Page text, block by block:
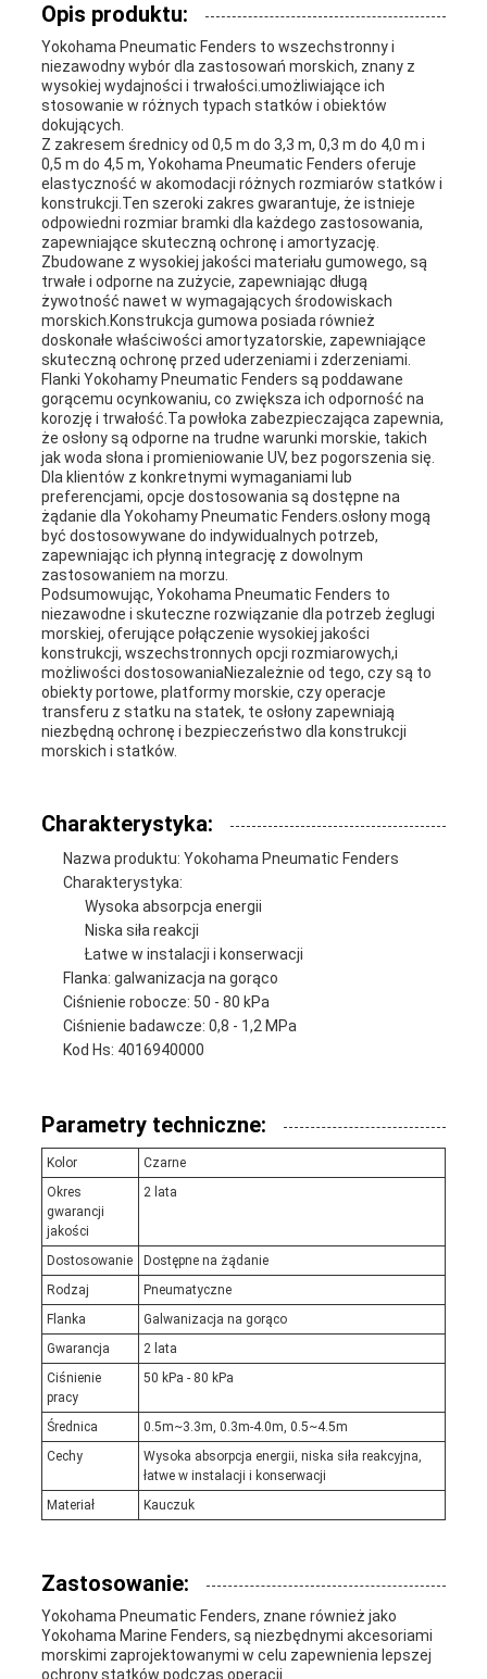
PRIVACY
POLICY
Opis produktu:
Yokohama Pneumatic Fenders to wszechstronny i
niezawodny wybór dla zastosowań morskich, znany z
wysokiej wydajności i trwałości.umożliwiające ich
stosowanie w różnych typach statków i obiektów
dokujących.
Z zakresem średnicy od 0,5 m do 3,3 m, 0,3 m do 4,0 m i
0,5 m do 4,5 m, Yokohama Pneumatic Fenders oferuje
elastyczność w akomodacji różnych rozmiarów statków i
konstrukcji.Ten szeroki zakres gwarantuje, że istnieje
odpowiedni rozmiar bramki dla każdego zastosowania,
zapewniające skuteczną ochronę i amortyzację.
Zbudowane z wysokiej jakości materiału gumowego, są
trwałe i odporne na zużycie, zapewniając długą
żywotność nawet w wymagających środowiskach
morskich.Konstrukcja gumowa posiada również
doskonałe właściwości amortyzatorskie, zapewniające
skuteczną ochronę przed uderzeniami i zderzeniami.
Flanki Yokohamy Pneumatic Fenders są poddawane
gorącemu ocynkowaniu, co zwiększa ich odporność na
korozję i trwałość.Ta powłoka zabezpieczająca zapewnia,
że osłony są odporne na trudne warunki morskie, takich
jak woda słona i promieniowanie UV, bez pogorszenia się.
Dla klientów z konkretnymi wymaganiami lub
preferencjami, opcje dostosowania są dostępne na
żądanie dla Yokohamy Pneumatic Fenders.osłony mogą
być dostosowywane do indywidualnych potrzeb,
zapewniając ich płynną integrację z dowolnym
zastosowaniem na morzu.
Podsumowując, Yokohama Pneumatic Fenders to
niezawodne i skuteczne rozwiązanie dla potrzeb żeglugi
morskiej, oferujące połączenie wysokiej jakości
konstrukcji, wszechstronnych opcji rozmiarowych,i
możliwości dostosowaniaNiezależnie od tego, czy są to
obiekty portowe, platformy morskie, czy operacje
transferu z statku na statek, te osłony zapewniają
niezbędną ochronę i bezpieczeństwo dla konstrukcji
morskich i statków.
Charakterystyka:
Nazwa produktu: Yokohama Pneumatic Fenders
Charakterystyka:
Wysoka absorpcja energii
Niska siła reakcji
Łatwe w instalacji i konserwacji
Flanka: galwanizacja na gorąco
Ciśnienie robocze: 50 - 80 kPa
Ciśnienie badawcze: 0,8 - 1,2 MPa
Kod Hs: 4016940000
Parametry techniczne:
Kolor
Czarne
Okres
gwarancji
jakości
2 lata
Dostosowanie
Dostępne na żądanie
Rodzaj
Pneumatyczne
Flanka
Galwanizacja na gorąco
Gwarancja
2 lata
Ciśnienie
pracy
50 kPa - 80 kPa
Średnica
0.5m~3.3m, 0.3m-4.0m, 0.5~4.5m
Cechy
Wysoka absorpcja energii, niska siła reakcyjna,
łatwe w instalacji i konserwacji
Materiał
Kauczuk
Zastosowanie:
Yokohama Pneumatic Fenders, znane również jako
Yokohama Marine Fenders, są niezbędnymi akcesoriami
morskimi zaprojektowanymi w celu zapewnienia lepszej
ochrony statków podczas operacji